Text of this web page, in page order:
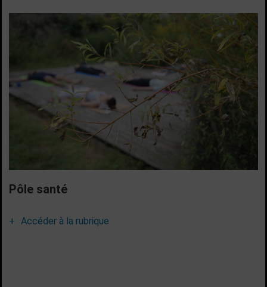
Pôle santé
Accéder à la rubrique